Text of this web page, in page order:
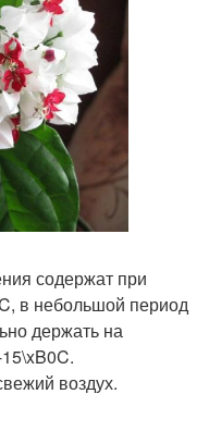
содержат при
в небольшой период
держать на
воздух.